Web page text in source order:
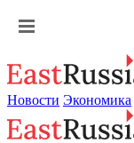
Новости Экономика